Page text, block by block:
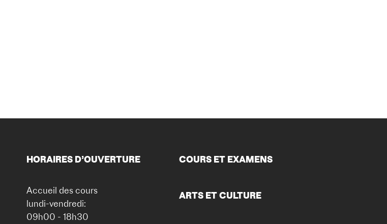
HORAIRES D’OUVERTURE
Accueil des cours
lundi-vendredi:
09h00 - 18h30
COURS ET EXAMENS
ARTS ET CULTURE